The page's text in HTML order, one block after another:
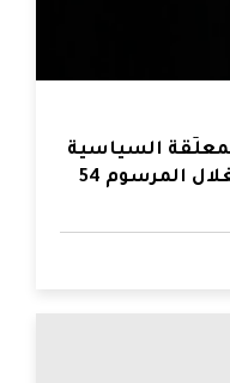
السياسية
سنية الدهماني وإنهاء استغلال المرسوم 54